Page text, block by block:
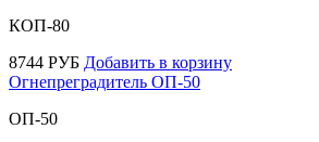
КОП-80
8744 РУБ Добавить в корзину
Огнепреградитель ОП-50
ОП-50